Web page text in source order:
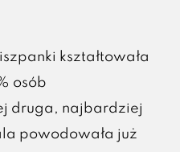
kształtowała
osób
druga, najbardziej
powodowała już